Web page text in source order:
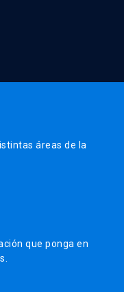
áreas de la
que ponga en